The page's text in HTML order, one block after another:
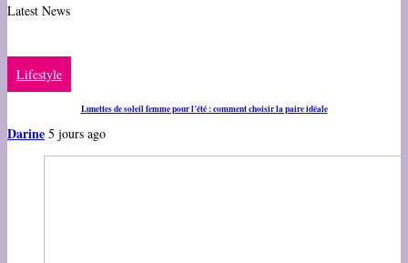
Latest News
Lifestyle
Lunettes de soleil femme pour l’été : comment choisir la paire idéale
Darine 5 jours ago